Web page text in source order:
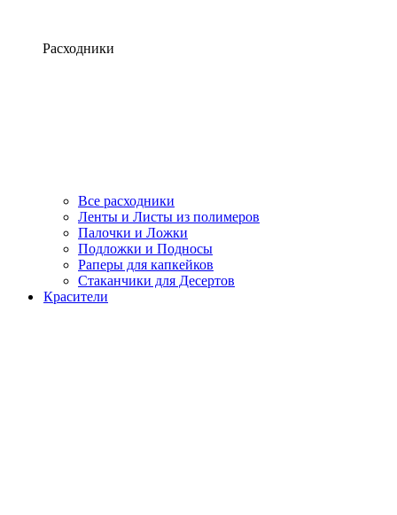
Расходники
Все расходники
Ленты и Листы из полимеров
Палочки и Ложки
Подложки и Подносы
Раперы для капкейков
Стаканчики для Десертов
Красители